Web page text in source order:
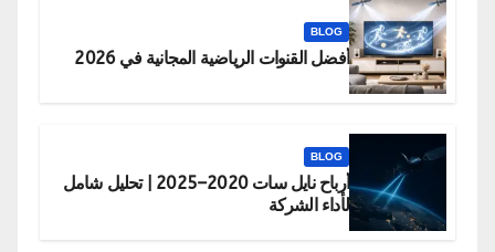
BLOG
أفضل القنوات الرياضية المجانية في 2026
BLOG
أرباح نايل سات 2020–2025 | تحليل شامل
لأداء الشركة